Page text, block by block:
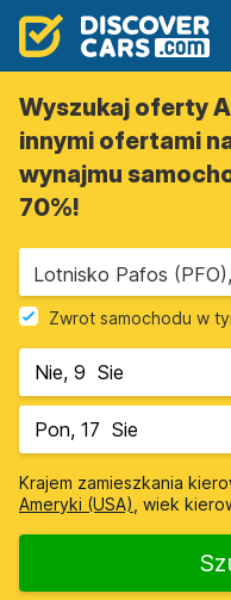
Wyszukaj oferty
innymi ofertami
wynajmu
70%!
Lotnisko Pafos
Zwrot samochodu w
Krajem zamieszkania
Ameryki (USA) , wiek